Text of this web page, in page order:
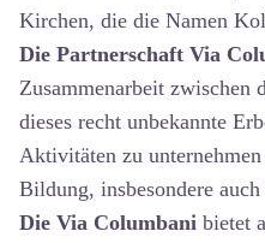
Kirchen, die die Namen
Die Partnerschaft Via
Zusammenarbeit zwischen
dieses recht unbekannte
Aktivitäten zu
Bildung, insbesondere
Die Via Columbani bietet